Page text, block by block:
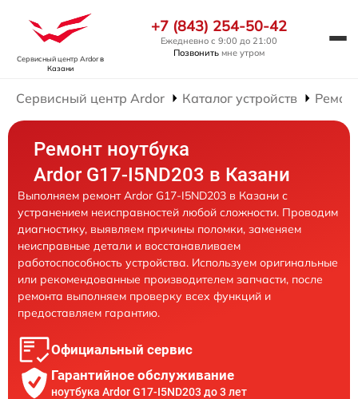
Сервисный центр Ardorв
Казани
+7 (843) 254-50-42
Ежедневно с 9:00 до 21:00
Позвонить мне утром
Сервисный центр Ardor Каталог устройств
Ремонт ноутбука
Ardor G17-I5ND203 в Казани
Выполняем ремонт Ardor G17-I5ND203 в Казани с
устранением неисправностей любой сложности. Проводим
диагностику, выявляем причины поломки, заменяем
неисправные детали и восстанавливаем
работоспособность устройства. Используем оригинальные
или рекомендованные производителем запчасти, после
ремонта выполняем проверку всех функций и
предоставляем гарантию.
Официальный сервис
Гарантийное обслуживание
ноутбука Ardor G17-I5ND203 до 3 лет